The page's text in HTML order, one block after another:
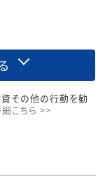
その他の行動を勧
こちら >>